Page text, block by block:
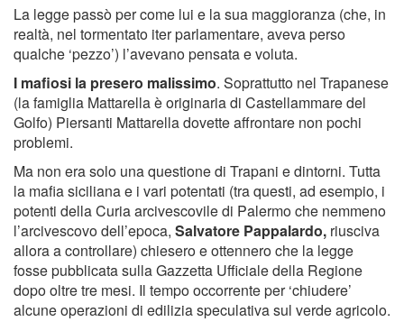
La legge passò per come lui e la sua maggioranza (che, in
realtà, nel tormentato iter parlamentare, aveva perso
qualche ‘pezzo’) l’avevano pensata e voluta.
I mafiosi la presero malissimo. Soprattutto nel Trapanese
(la famiglia Mattarella è originaria di Castellammare del
Golfo) Piersanti Mattarella dovette affrontare non pochi
problemi.
Ma non era solo una questione di Trapani e dintorni. Tutta
la mafia siciliana e i vari potentati (tra questi, ad esempio, i
potenti della Curia arcivescovile di Palermo che nemmeno
l’arcivescovo dell’epoca, Salvatore Pappalardo, riusciva
allora a controllare) chiesero e ottennero che la legge
fosse pubblicata sulla Gazzetta Ufficiale della Regione
dopo oltre tre mesi. Il tempo occorrente per ‘chiudere’
alcune operazioni di edilizia speculativa sul verde agricolo.